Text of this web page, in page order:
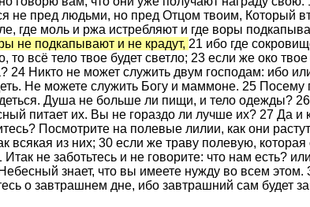
не пред людьми, но пред Отцом твоим, Который
где моль и ржа истребляют и где воры
не подкапывают и не крадут, 21 ибо где
то всё тело твое будет светло; 23 если же око
24 Никто не может служить двум господам: ибо
Не можете служить Богу и маммоне. 25
Душа не больше ли пищи, и тело одежды?
питает их. Вы не гораздо ли лучше их? 27 Да и
Посмотрите на полевые лилии, как они
всякая из них; 30 если же траву полевую,
не заботьтесь и не говорите: что нам есть?
знает, что вы имеете нужду во всем
о завтрашнем дне, ибо завтрашний сам будет